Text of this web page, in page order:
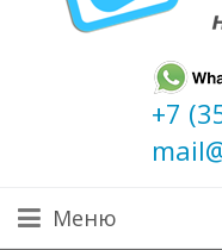
+7
Меню